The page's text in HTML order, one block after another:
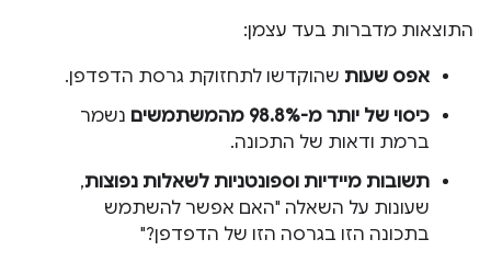
התוצאות מדברות בעד עצמן:
אפס שעות שהוקדשו לתחזוקת גרסת הדפדפן.
כיסוי של יותר מ-98.8% מהמשתמשים
נשמר
ברמת ודאות של התכונה.
תשובות מיידיות וספונטניות לשאלות נפוצות,
שעונות על השאלה "האם אפשר להשתמש
בתכונה הזו בגרסה הזו של הדפדפן?"